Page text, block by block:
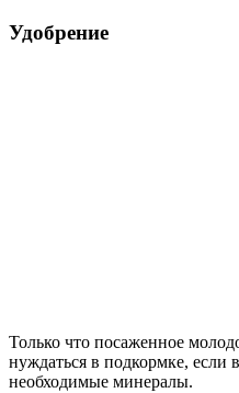
Удобрение
Только что посаженное
нуждаться в подкормке, если
необходимые минералы.